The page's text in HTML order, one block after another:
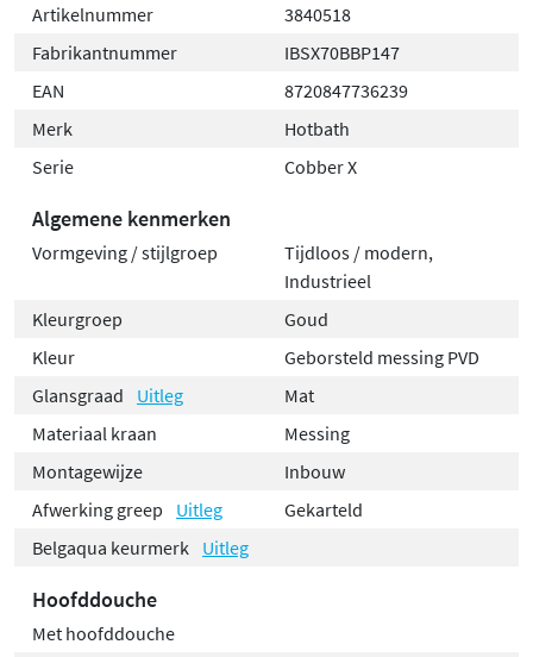
Artikelnummer
3840518
Fabrikantnummer
IBSX70BBP147
EAN
8720847736239
Merk
Hotbath
Serie
Cobber X
Algemene kenmerken
Vormgeving / stijlgroep
Tijdloos / modern,
Industrieel
Kleurgroep
Goud
Kleur
Geborsteld messing PVD
Glansgraad
Uitleg
Mat
Materiaal kraan
Messing
Montagewijze
Inbouw
Afwerking greep
Uitleg
Gekarteld
Belgaqua keurmerk
Uitleg
Hoofddouche
Met hoofddouche